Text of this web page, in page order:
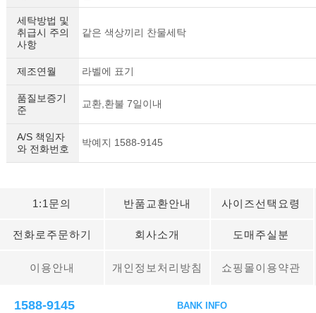
세탁방법 및
취급시 주의
사항
같은 색상끼리 찬물세탁
제조연월 라벨에 표기
품질보증기
준
교환,환불 7일이내
A/S 책임자
와 전화번호
박예지 1588-9145
1:1문의 반품교환안내 사이즈선택요령
전화로주문하기 회사소개 도매주실분
이용안내 개인정보처리방침 쇼핑몰이용약관
1588-9145 BANK INFO